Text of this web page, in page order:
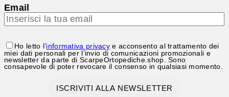
Email
Ho letto l’informativa privacy e acconsento al trattamento dei
miei dati personali per l’invio di comunicazioni promozionali e
newsletter da parte di ScarpeOrtopediche.shop. Sono
consapevole di poter revocare il consenso in qualsiasi momento.